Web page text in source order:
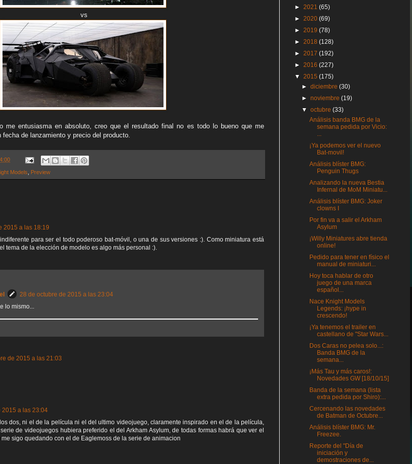
vs
me entusiasma en absoluto, creo que el resultado final no es todo lo bueno que me
de lanzamiento y precio del producto.
Models Preview
2015 a las 18:19
para ser el todo poderoso bat-móvil, o una de sus versiones :). Como miniatura está
tema de la elección de modelo es algo más personal :).
28 de octubre de 2015 a las 23:04
lo mismo...
de 2015 a las 21:03
2015 a las 23:04
dos, ni el de la película ni el del ultimo videojuego, claramente inspirado en el de la película,
de videojuegos hubiera preferido el del Arkham Asylum, de todas formas habrá que ver el
sigo quedando con el de Eaglemoss de la serie de animacion
► 2021 (65)
► 2020 (69)
► 2019 (78)
► 2018 (128)
► 2017 (192)
► 2016 (227)
▼ 2015 (175)
►diciembre(30)
►noviembre(19)
▼octubre(33)
Análisis banda BMG de la
semana pedida por Vicio:
...
¡Ya podemos ver el nuevo
Bat-movil!
Análisis blíster BMG:
Penguin Thugs
Analizando la nueva Bestia
Infernal de MoM Miniatu...
Análisis blíster BMG: Joker
clowns I
Por fin va a salir el Arkham
Asylum
¡Willy Miniatures abre tienda
online!
Pedido para tener en físico el
manual de miniaturi...
Hoy toca hablar de otro
juego de una marca
español...
Nace Knight Models
Legends: ¡hype in
crescendo!
¡Ya tenemos el trailer en
castellano de "Star Wars...
Dos Caras no pelea solo...:
Banda BMG de la
semana...
¡Más Tau y más caros!:
Novedades GW [18/10/15]
Banda de la semana (lista
extra pedida por Shiro):...
Cercenando las novedades
de Batman de Octubre...
Análisis blíster BMG: Mr.
Freezee.
Reporte del "Día de
iniciación y
demostraciones de...